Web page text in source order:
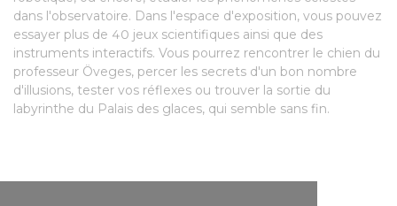
dans l'observatoire. Dans l'espace d'exposition, vous pouvez
essayer plus de 40 jeux scientifiques ainsi que des
instruments interactifs. Vous pourrez rencontrer le chien du
professeur Öveges, percer les secrets d'un bon nombre
d'illusions, tester vos réflexes ou trouver la sortie du
labyrinthe du Palais des glaces, qui semble sans fin.